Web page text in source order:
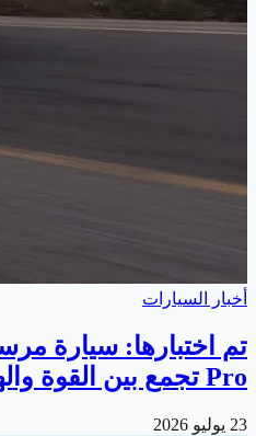
أخبار السيارات
Pro تجمع بين القوة والهدوء
23 يوليو 2026